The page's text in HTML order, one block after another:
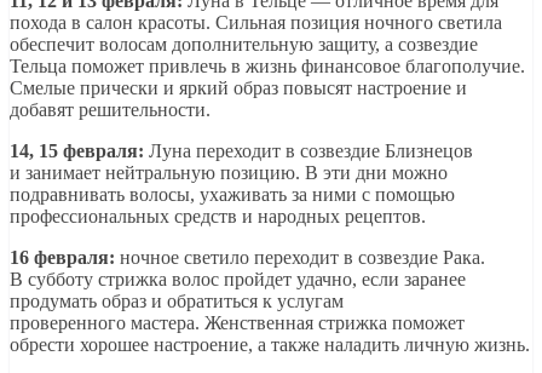
похода в салон красоты. Сильная позиция ночного светила
обеспечит волосам дополнительную защиту, а созвездие
Тельца поможет привлечь в жизнь финансовое благополучие.
Смелые прически и яркий образ повысят настроение и
добавят решительности.
14, 15 февраля: Луна переходит в созвездие Близнецов
и занимает нейтральную позицию. В эти дни можно
подравнивать волосы, ухаживать за ними с помощью
профессиональных средств и народных рецептов.
16 февраля: ночное светило переходит в созвездие Рака.
В субботу стрижка волос пройдет удачно, если заранее
продумать образ и обратиться к услугам
проверенного мастера. Женственная стрижка поможет
обрести хорошее настроение, а также наладить личную жизнь.